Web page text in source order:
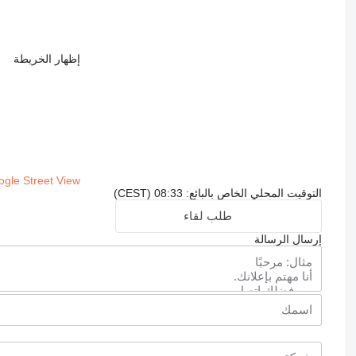
إظهار الخريطة
Street View
التوقيت المحلي الخاص بالبائع: 08:33 (CEST)
طلب لقاء
إرسال الرسالة